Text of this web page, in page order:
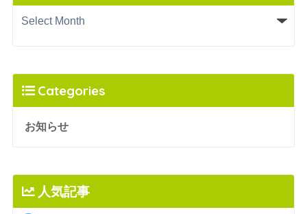
Categories
お知らせ
人気記事